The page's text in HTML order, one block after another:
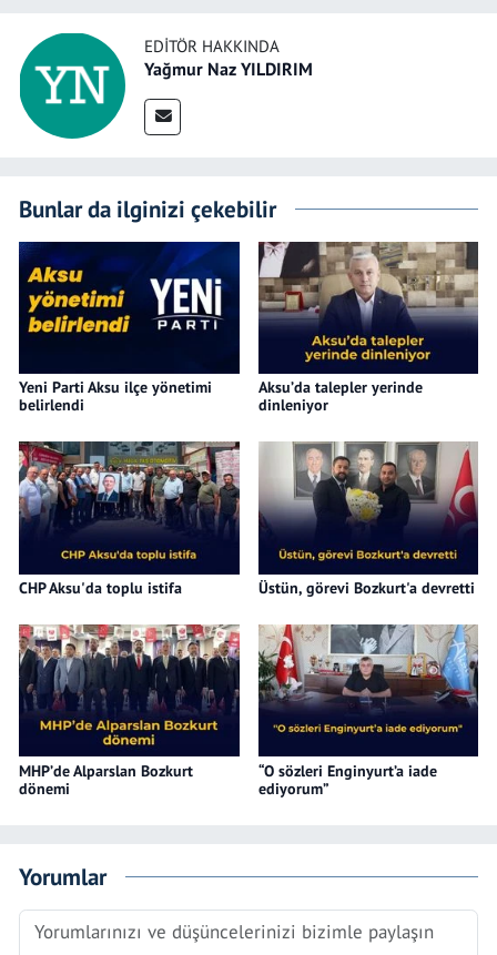
EDITÖR HAKKINDA
Yağmur Naz YILDIRIM
Bunlar da ilginizi çekebilir
Yeni Parti Aksu ilçe yönetimi
belirlendi
Aksu’da talepler yerinde
dinleniyor
CHP Aksu'da toplu istifa Üstün, görevi Bozkurt'a devretti
MHP’de Alparslan Bozkurt
dönemi
“O sözleri Enginyurt’a iade
ediyorum”
Yorumlar